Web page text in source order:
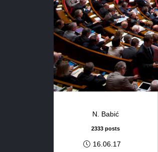
N. Babić
2333 posts
16.06.17